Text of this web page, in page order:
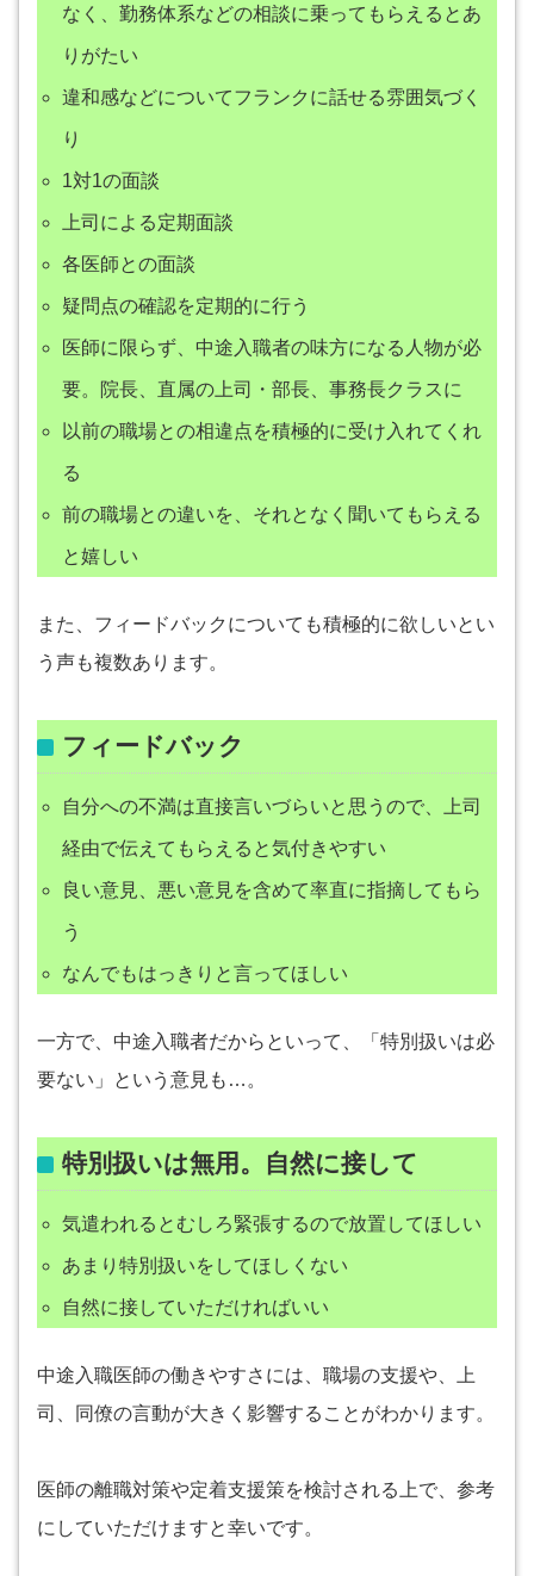
なく、勤務体系などの相談に乗ってもらえるとあ
りがたい
違和感などについてフランクに話せる雰囲気づく
り
1対1の面談
上司による定期面談
各医師との面談
疑問点の確認を定期的に行う
医師に限らず、中途入職者の味方になる人物が必
要。院長、直属の上司・部長、事務長クラスに
以前の職場との相違点を積極的に受け入れてくれ
る
前の職場との違いを、それとなく聞いてもらえる
と嬉しい
また、フィードバックについても積極的に欲しいとい
う声も複数あります。
フィードバック
自分への不満は直接言いづらいと思うので、上司
経由で伝えてもらえると気付きやすい
良い意見、悪い意見を含めて率直に指摘してもら
う
なんでもはっきりと言ってほしい
一方で、中途入職者だからといって、「特別扱いは必
要ない」という意見も…。
特別扱いは無用。自然に接して
気遣われるとむしろ緊張するので放置してほしい
あまり特別扱いをしてほしくない
自然に接していただければいい
中途入職医師の働きやすさには、職場の支援や、上
司、同僚の言動が大きく影響することがわかります。
医師の離職対策や定着支援策を検討される上で、参考
にしていただけますと幸いです。